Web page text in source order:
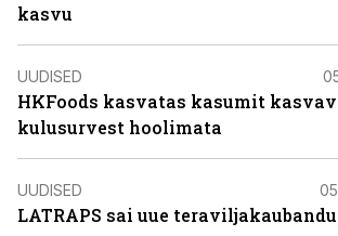
kasvu
UUDISED
HKFoods kasvatas kasumit
kulusurvest hoolimata
UUDISED
LATRAPS sai uue